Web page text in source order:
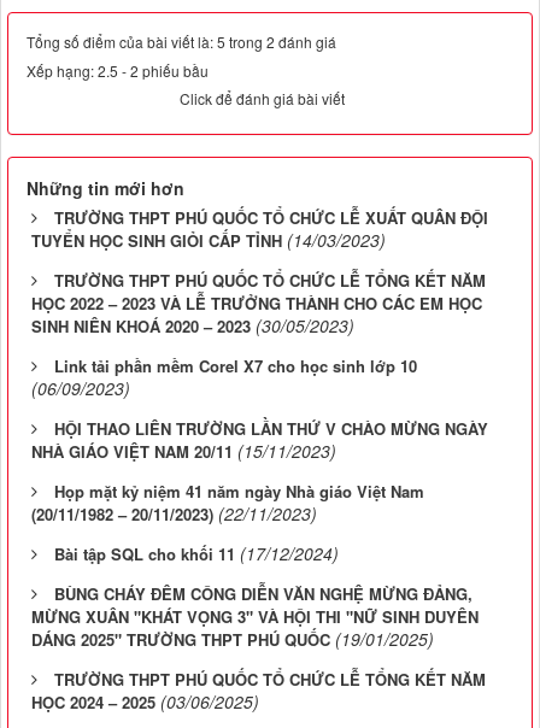
Tổng số điểm của bài viết là: 5 trong 2 đánh giá
Xếp hạng:2.5 -2 phiếu bầu
Click để đánh giá bài viết
Những tin mới hơn
TRƯỜNG THPT PHÚ QUỐC TỔ CHỨC LỄ XUẤT QUÂN ĐỘI
TUYỂN HỌC SINH GIỎI CẤP TỈNH (14/03/2023)
TRƯỜNG THPT PHÚ QUỐC TỔ CHỨC LỄ TỔNG KẾT NĂM
HỌC 2022 – 2023 VÀ LỄ TRƯỞNG THÀNH CHO CÁC EM HỌC
SINH NIÊN KHOÁ 2020 – 2023 (30/05/2023)
Link tải phần mềm Corel X7 cho học sinh lớp 10
(06/09/2023)
HỘI THAO LIÊN TRƯỜNG LẦN THỨ V CHÀO MỪNG NGÀY
NHÀ GIÁO VIỆT NAM 20/11 (15/11/2023)
Họp mặt kỷ niệm 41 năm ngày Nhà giáo Việt Nam
(20/11/1982 – 20/11/2023) (22/11/2023)
Bài tập SQL cho khối 11 (17/12/2024)
BÙNG CHÁY ĐÊM CÔNG DIỄN VĂN NGHỆ MỪNG ĐẢNG,
MỪNG XUÂN "KHÁT VỌNG 3" VÀ HỘI THI "NỮ SINH DUYÊN
DÁNG 2025" TRƯỜNG THPT PHÚ QUỐC (19/01/2025)
TRƯỜNG THPT PHÚ QUỐC TỔ CHỨC LỄ TỔNG KẾT NĂM
HỌC 2024 – 2025 (03/06/2025)